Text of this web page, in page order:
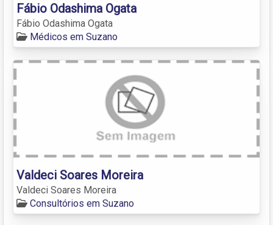
Fábio Odashima Ogata
Fábio Odashima Ogata
Médicos em Suzano
Valdeci Soares Moreira
Valdeci Soares Moreira
Consultórios em Suzano